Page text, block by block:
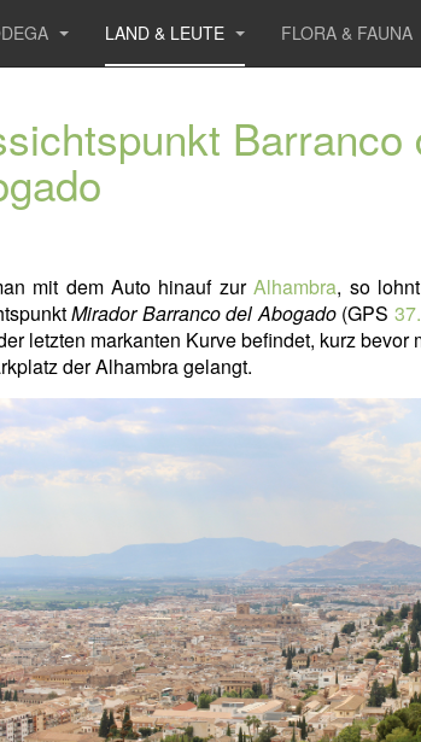
LAND & LEUTE FLORA & FAUNA
Barranco
mit dem Auto hinauf zurAlhambra, so
Mirador Barranco del Abogado(GPS
letzten markanten Kurve befindet, kurz bevor
der Alhambra gelangt.